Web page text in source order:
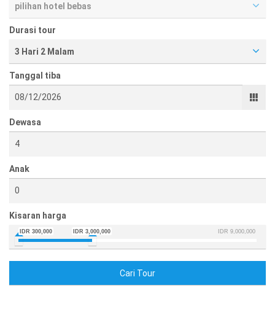
pilihan hotel bebas
Durasi tour
3 Hari 2 Malam
Tanggal tiba
Dewasa
Anak
Kisaran harga
IDR 9,000,000
IDR 300,000 IDR 3,000,000
Cari Tour